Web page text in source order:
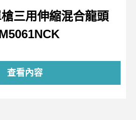
三用伸縮混合龍頭
查看內容